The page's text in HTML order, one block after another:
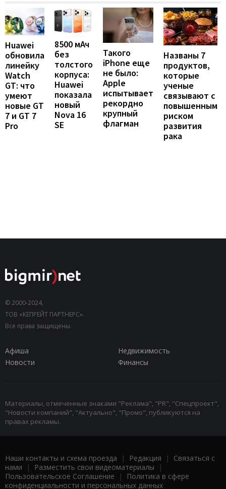
Huawei
обновила
линейку
Watch
GT: что
умеют
новые GT
7 и GT 7
Pro
8500 мАч
без
толстого
корпуса:
Huawei
показала
новый
Nova 16
SE
Такого
iPhone еще
не было:
Apple
испытывает
рекордно
крупный
флагман
Названы 7
продуктов,
которые
ученые
связывают с
повышенным
риском
развития
рака
© 2000-2024,
ТОВ «КЕПРЕЙТ ПАРТНЕРС».
Все права защищены.
Афиша
Недвижимость
Новости
Финансы
Материалы, отмеченные знаками "Реклама", "PR", "Спецпроект",
"Новости компаний", "Актуально", "Промо", публикуются на
правах рекламы.
Наши контакты и схема проезда | Редакция | Связаться с
нами | Разместить свои видеоматериалы |
Пользовательское Соглашение |
Политика в сфере
конфиденциальности и персональных данных